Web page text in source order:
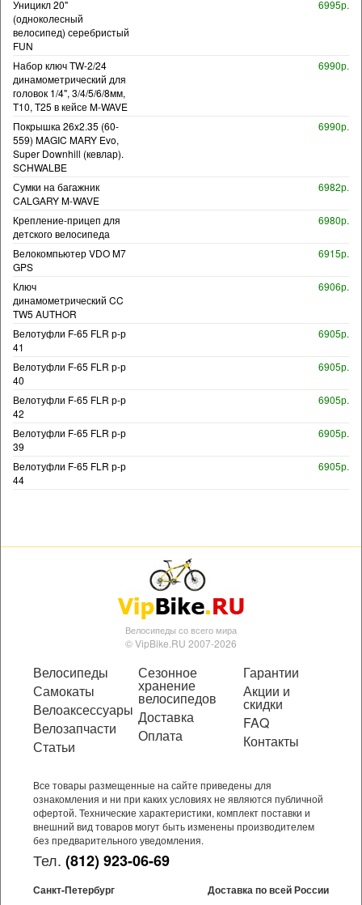
Уницикл 20"
(одноколесный
велосипед) серебристый
FUN
6995р.
Набор ключ TW-2/24
динамометрический для
головок 1/4", 3/4/5/6/8мм,
T10, T25 в кейсе M-WAVE
6990р.
Покрышка 26x2.35 (60-
559) MAGIC MARY Evo,
Super Downhill (кевлар).
SCHWALBE
6990р.
Сумки на багажник
CALGARY M-WAVE
6982р.
Крепление-прицеп для
детского велосипеда
6980р.
Велокомпьютер VDO M7
GPS
6915р.
Ключ
динамометрический CC
TW5 AUTHOR
6906р.
Велотуфли F-65 FLR р-р
41
6905р.
Велотуфли F-65 FLR р-р
40
6905р.
Велотуфли F-65 FLR р-р
42
6905р.
Велотуфли F-65 FLR р-р
39
6905р.
Велотуфли F-65 FLR р-р
44
6905р.
Велосипеды со всего мира
© VipBike.RU 2007-2026
Велосипеды
Самокаты
Велоаксессуары
Велозапчасти
Статьи
Сезонное
хранение
велосипедов
Доставка
Оплата
Гарантии
Акции и
скидки
FAQ
Контакты
Все товары размещенные на сайте приведены для
ознакомления и ни при каких условиях не являются публичной
офертой. Технические характеристики, комплект поставки и
внешний вид товаров могут быть изменены производителем
без предварительного уведомления.
Тел. (812) 923-06-69
Санкт-Петербург Доставка по всей России